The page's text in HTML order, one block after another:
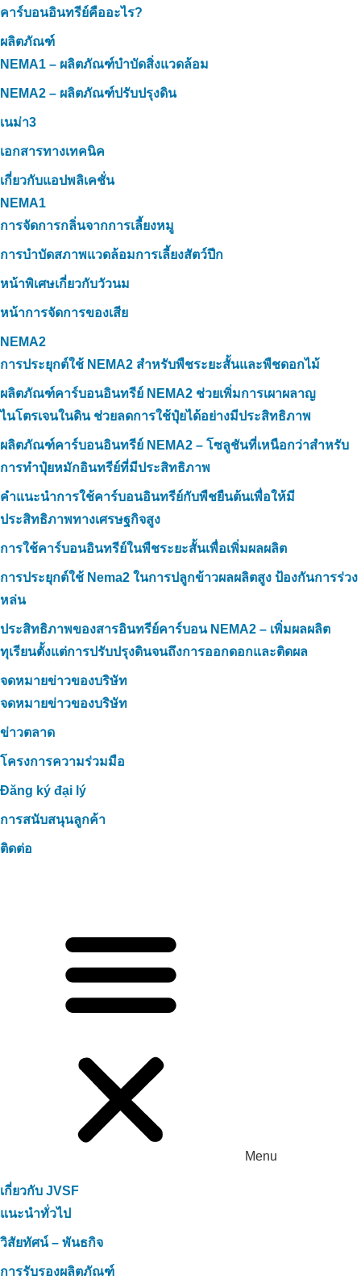
คาร์บอนอินทรีย์คืออะไร?
ผลิตภัณฑ์
NEMA1 – ผลิตภัณฑ์บำบัดสิ่งแวดล้อม
NEMA2 – ผลิตภัณฑ์ปรับปรุงดิน
เนม่า3
เอกสารทางเทคนิค
เกี่ยวกับแอปพลิเคชั่น
NEMA1
การจัดการกลิ่นจากการเลี้ยงหมู
การบำบัดสภาพแวดล้อมการเลี้ยงสัตว์ปีก
หน้าพิเศษเกี่ยวกับวัวนม
หน้าการจัดการของเสีย
NEMA2
การประยุกต์ใช้ NEMA2 สำหรับพืชระยะสั้นและพืชดอกไม้
ผลิตภัณฑ์คาร์บอนอินทรีย์ NEMA2 ช่วยเพิ่มการเผาผลาญ
ไนโตรเจนในดิน ช่วยลดการใช้ปุ๋ยได้อย่างมีประสิทธิภาพ
ผลิตภัณฑ์คาร์บอนอินทรีย์ NEMA2 – โซลูชันที่เหนือกว่าสำหรับ
การทำปุ๋ยหมักอินทรีย์ที่มีประสิทธิภาพ
คำแนะนำการใช้คาร์บอนอินทรีย์กับพืชยืนต้นเพื่อให้มี
ประสิทธิภาพทางเศรษฐกิจสูง
การใช้คาร์บอนอินทรีย์ในพืชระยะสั้นเพื่อเพิ่มผลผลิต
การประยุกต์ใช้ Nema2 ในการปลูกข้าวผลผลิตสูง ป้องกันการร่วง
หล่น
ประสิทธิภาพของสารอินทรีย์คาร์บอน NEMA2 – เพิ่มผลผลิต
ทุเรียนตั้งแต่การปรับปรุงดินจนถึงการออกดอกและติดผล
จดหมายข่าวของบริษัท
จดหมายข่าวของบริษัท
ข่าวตลาด
โครงการความร่วมมือ
Đăng ký đại lý
การสนับสนุนลูกค้า
ติดต่อ
Menu
เกี่ยวกับ JVSF
แนะนำทั่วไป
วิสัยทัศน์ – พันธกิจ
การรับรองผลิตภัณฑ์